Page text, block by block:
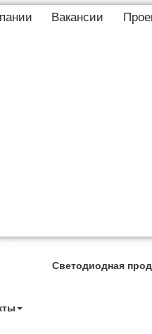
Вакансии
Светодиодная